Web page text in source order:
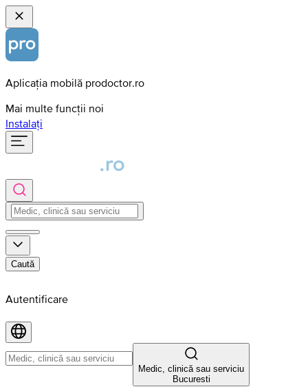
Aplicația mobilă prodoctor.ro
Mai multe funcții noi
Instalați
Caută
Autentificare
Medic, clinică sau serviciu
Bucuresti